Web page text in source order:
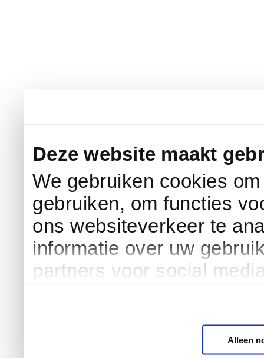
Deze website maakt
We gebruiken cookies
gebruiken, om functies
ons websiteverkeer te
informatie over uw
partners voor social
Alleen